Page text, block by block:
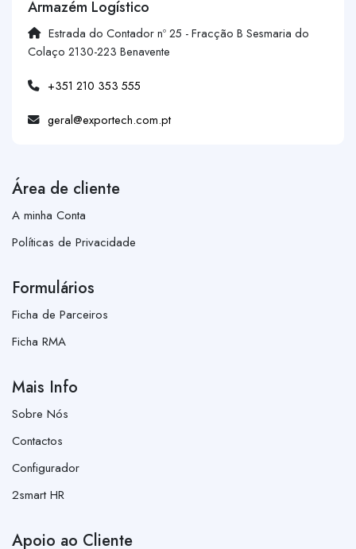
Armazém Logístico
Estrada do Contador nº 25 - Fracção B Sesmaria do
Colaço 2130-223 Benavente
+351 210 353 555
geral@exportech.com.pt
Área de cliente
A minha Conta
Políticas de Privacidade
Formulários
Ficha de Parceiros
Ficha RMA
Mais Info
Sobre Nós
Contactos
Configurador
2smart HR
Apoio ao Cliente